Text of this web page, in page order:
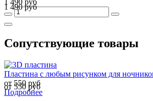
1 490 руб
Сопутствующие товары
Пластина с любым рисунком для
от 550 руб
от 550 руб
Подробнее